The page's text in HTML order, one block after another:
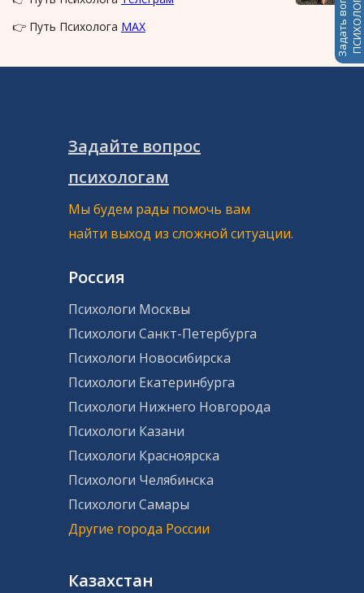
👉 Путь Психолога MAX Задать вопросПСИХОЛОГАМ
Задайте вопрос
психологам
Мы будем рады помочь вам
найти выход из сложной ситуации.
Россия
Психологи Москвы
Психологи Санкт-Петербурга
Психологи Новосибирска
Психологи Екатеринбурга
Психологи Нижнего Новгорода
Психологи Казани
Психологи Красноярска
Психологи Челябинска
Психологи Самары
Другие города России
Казахстан